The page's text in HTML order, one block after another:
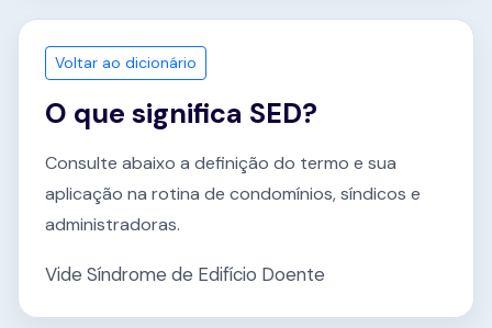
Voltar ao dicionário
O que significa SED?
Consulte abaixo a definição do termo e sua
aplicação na rotina de condomínios, síndicos e
administradoras.
Vide Síndrome de Edifício Doente